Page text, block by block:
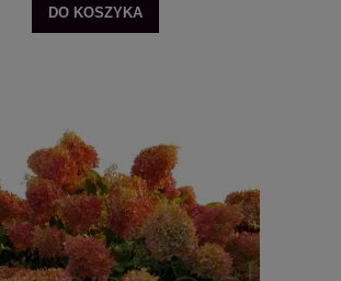
DO KOSZYKA